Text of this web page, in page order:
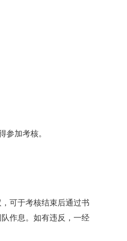
参加考核。
可于考核结束后通过书
作息。如有违反，一经